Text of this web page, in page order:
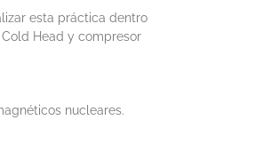
esta práctica dentro
Head y compresor
nucleares.